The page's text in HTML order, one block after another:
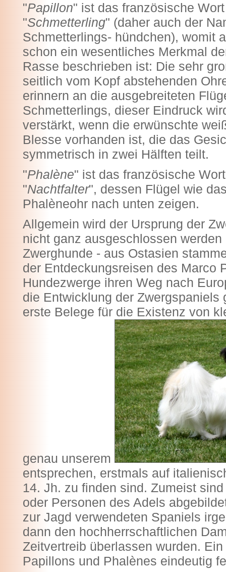
"Papillon" ist das französische
"Schmetterling" (daher auch der
Schmetterlings- hündchen), womit
schon ein wesentliches Merkmal
Rasse beschrieben ist: Die sehr
seitlich vom Kopf abstehenden
erinnern an die ausgebreiteten
Schmetterlings, dieser Eindruck
verstärkt, wenn die erwünschte
Blesse vorhanden ist, die das
symmetrisch in zwei Hälften teilt.
"Phalène" ist das französische
"Nachtfalter", dessen Flügel wie
Phalèneohr nach unten zeigen.
Allgemein wird der Ursprung der
nicht ganz ausgeschlossen
Zwerghunde - aus Ostasien
der Entdeckungsreisen des Marco
Hundezwerge ihren Weg nach
die Entwicklung der
erste Belege für die Existenz von
genau unserem
entsprechen, erstmals auf
14. Jh. zu finden sind. Zumeist
oder Personen des Adels
zur Jagd verwendeten Spaniels
dann den hochherrschaftlichen
Zeitvertreib überlassen wurden.
Papillons und Phalènes eindeutig